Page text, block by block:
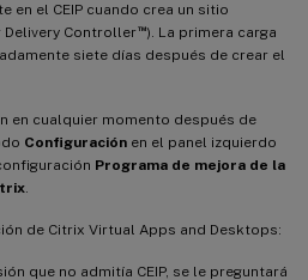
en el CEIP cuando crea un sitio
Controller™). La primera carga
siete días después de crear el
en cualquier momento después de
Configuración en el panel izquierdo
Programa de mejora de la
de Citrix Virtual Apps and Desktops:
que no admitía CEIP, se le preguntará